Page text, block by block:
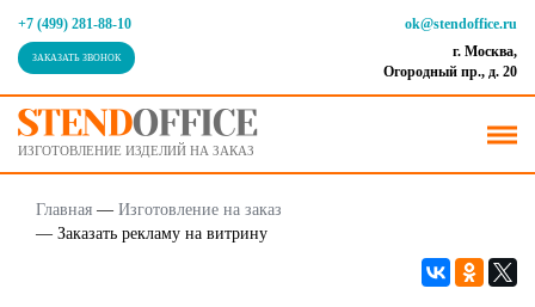
+7 (499) 281-88-10
ЗАКАЗАТЬ ЗВОНОК
ok@stendoffice.ru
г. Москва,
Огородный пр., д. 20
ИЗГОТОВЛЕНИЕ ИЗДЕЛИЙ НА ЗАКАЗ
Главная — Изготовление на заказ
— Заказать рекламу на витрину